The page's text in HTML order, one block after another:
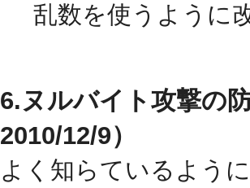
乱数を使うように
6.ヌルバイト攻撃の
2010/12/9）
よく知らているよう